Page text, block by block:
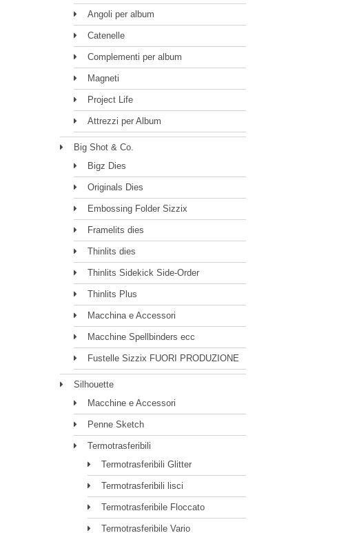
Angoli per album
Catenelle
Complementi per album
Magneti
Project Life
Attrezzi per Album
Big Shot & Co.
Bigz Dies
Originals Dies
Embossing Folder Sizzix
Framelits dies
Thinlits dies
Thinlits Sidekick Side-Order
Thinlits Plus
Macchina e Accessori
Macchine Spellbinders ecc
Fustelle Sizzix FUORI PRODUZIONE
Silhouette
Macchine e Accessori
Penne Sketch
Termotrasferibili
Termotrasferibili Glitter
Termotrasferibili lisci
Termotrasferibile Floccato
Termotrasferibile Vario